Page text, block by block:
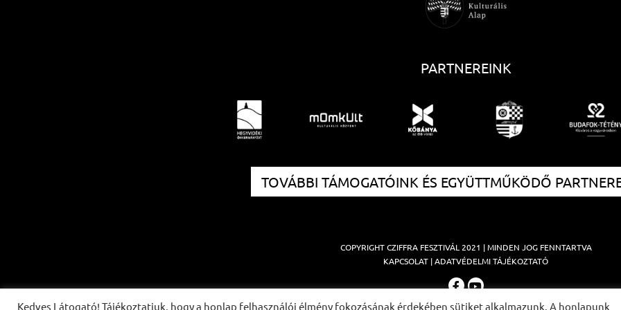
PARTNEREINK
TOVÁBBI TÁMOGATÓINK ÉS EGYÜTTMŰKÖDŐ
COPYRIGHTCZIFFRA FESZTIVÁL 2021 | MINDEN JOG FENNTARTVA
KAPCSOLAT |ADATVÉDELMI TÁJÉKOZTATÓ
Kedves Látogató! Tájékoztatjuk, hogy a honlap felhasználói élmény fokozásának érdekében sütiket alkalmazunk. A honlapunk